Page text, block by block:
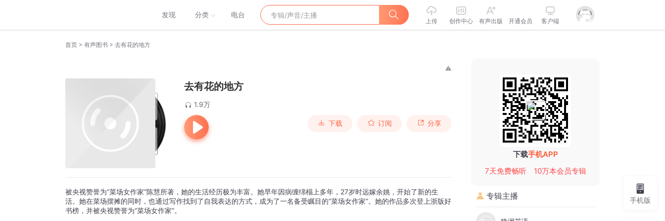
发现 分类 电台
上传 创作中心 有声出版 开通会员 客户端
首页 > 有声图书 > 去有花的地方
去有花的地方
1.9万
下载 订阅 分享
被央视赞誉为“菜场女作家”陈慧所著，她的生活经历极为丰富。她早年因病缠绵榻上多年，27岁时远嫁余姚，开始了新的生
活。她在菜场摆摊的同时，也通过写作找到了自我表达的方式，成为了一名备受瞩目的“菜场女作家”。她的作品多次登上浙版好
书榜，并被央视赞誉为“菜场女作家”。
下载手机APP
7天免费畅听
10万本会员专辑
专辑主播 手机版